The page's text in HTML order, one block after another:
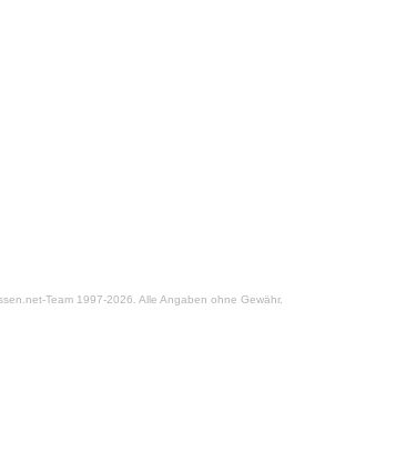
Team 1997-2026. Alle Angaben ohne Gewähr.